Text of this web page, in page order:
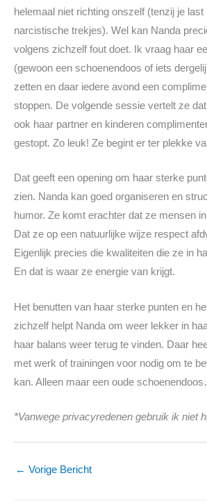
helemaal niet richting onszelf (tenzij je last
narcistische trekjes). Wel kan Nanda
volgens zichzelf fout doet. Ik vraag haar
(gewoon een schoenendoos of iets
zetten en daar iedere avond een
stoppen. De volgende sessie vertelt ze
ook haar partner en kinderen
gestopt. Zo leuk! Ze begint er ter plekke
Dat geeft een opening om haar sterke
zien. Nanda kan goed organiseren en
humor. Ze komt erachter dat ze mensen
Dat ze op een natuurlijke wijze respect
Eigenlijk precies die kwaliteiten die ze in
En dat is waar ze energie van krijgt.
Het benutten van haar sterke punten en
zichzelf helpt Nanda om weer lekker in
haar balans weer terug te vinden. Daar
met werk of trainingen voor nodig om te
kan. Alleen maar een oude
*Vanwege privacyredenen gebruik ik niet
← Vorige Bericht